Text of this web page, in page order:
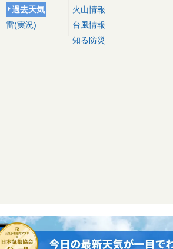
過去天気
雷(実況)
火山情報
台風情報
知る防災